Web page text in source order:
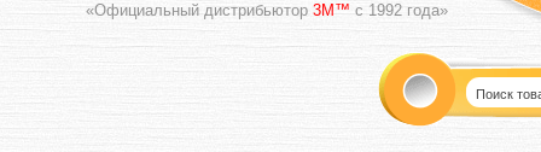
«Официальный дистрибьютор 3M™ с 1992 года»